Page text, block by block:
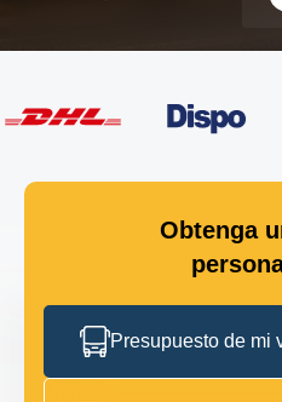
Obtenga
Presupuesto de mi